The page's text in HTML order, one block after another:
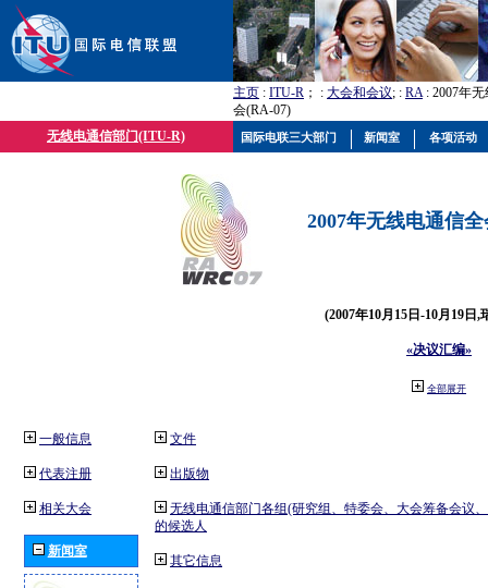
主页 : ITU-R ； : 大会和会议; : RA: 2007年
会(RA-07)
无线电通信部门(ITU-R)
2007年无线电通信
(2007年10月15日-10月19日,
«决议汇编»
全部展开
一般信息
代表注册
相关大会
新闻室
文件
出版物
无线电通信部门各组(研究组、特委会、大会筹备会议
的候选人
其它信息
国际电联三大部门 新闻室 各项活动